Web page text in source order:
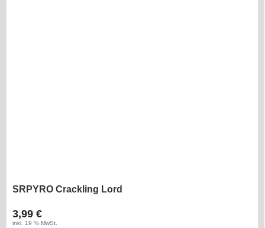
SRPYRO Crackling Lord
3,99 €
inkl. 19 % MwSt.